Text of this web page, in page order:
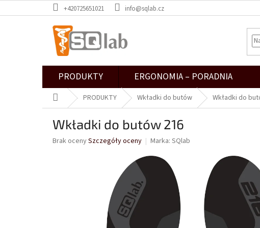
do
+420725651021 info@sqlab.cz
PRODUKTY ERGONOMIA – PORADNIA
Home PRODUKTY Wkładki do butów Wkładki do
Wkładki do butów 216
Średnia
Brak ocenySzczegóły oceny Marka: SQlab